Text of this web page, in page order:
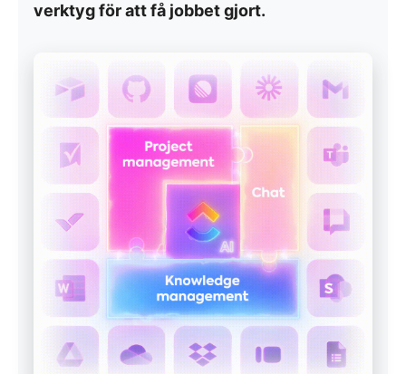
verktyg för att få jobbet gjort.